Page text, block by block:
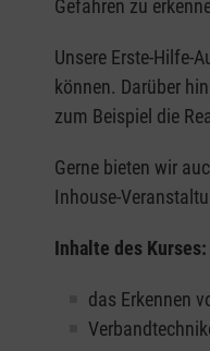
Gefahren zu
Unsere Erste-Hilfe-
können. Darüber
zum Beispiel die
Gerne bieten wir
Inhouse-
Inhalte des Kurses:
das Erkennen